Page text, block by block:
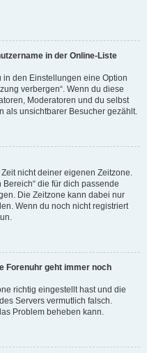
in der Online-Liste
in den Einstellungen eine Option
verbergen“. Wenn du diese
Moderatoren und du selbst
als unsichtbarer Besucher gezählt.
nicht deiner eigenen Zeitzone.
die für dich passende
Die Zeitzone kann dabei nur
Wenn du noch nicht registriert
Forenuhr geht immer noch
richtig eingestellt hast und die
Servers vermutlich falsch.
Problem beheben kann.